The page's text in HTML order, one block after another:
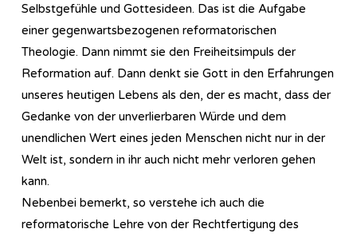
Selbstgefühle und Gottesideen. Das ist die Aufgabe
einer gegenwartsbezogenen reformatorischen
Theologie. Dann nimmt sie den Freiheitsimpuls der
Reformation auf. Dann denkt sie Gott in den Erfahrungen
unseres heutigen Lebens als den, der es macht, dass der
Gedanke von der unverlierbaren Würde und dem
unendlichen Wert eines jeden Menschen nicht nur in der
Welt ist, sondern in ihr auch nicht mehr verloren gehen
kann.
Nebenbei bemerkt, so verstehe ich auch die
reformatorische Lehre von der Rechtfertigung des